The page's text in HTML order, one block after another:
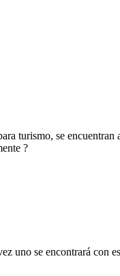
turismo, se
?
uno se encontrará con